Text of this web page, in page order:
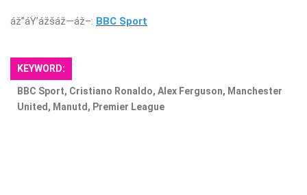
áž”áŸ’ážšáž—áž–: BBC Sport
KEYWORD:
BBC Sport, Cristiano Ronaldo, Alex Ferguson, Manchester
United, Manutd, Premier League